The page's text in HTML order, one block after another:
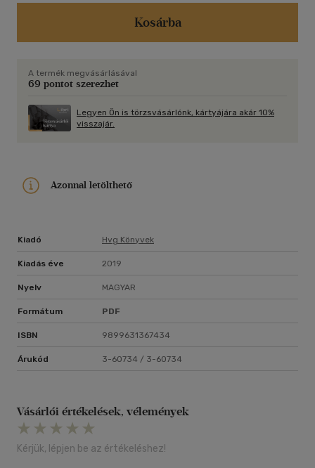
magunkban, a tükörben. És a másikban.
Kosárba
A termék megvásárlásával
69 pontot szerezhet
Legyen Ön is törzsvásárlónk, kártyájára akár 10%
visszajár.
Azonnal letölthető
Kiadó Hvg Könyvek
Kiadás éve 2019
Nyelv MAGYAR
Formátum PDF
ISBN 9899631367434
Árukód 3-60734 / 3-60734
Vásárlói értékelések, vélemények
Kérjük, lépjen be az értékeléshez!